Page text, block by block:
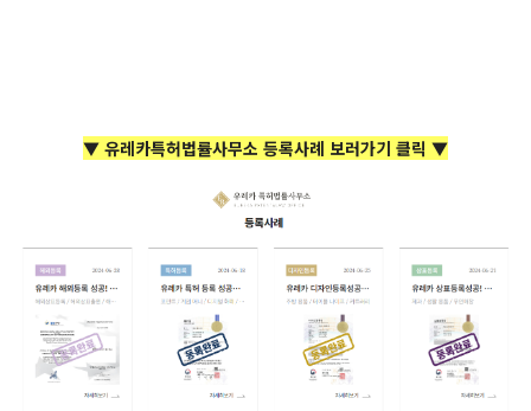
▼ 유레카특허법률사무소 등록사례 보러가기 클릭 ▼